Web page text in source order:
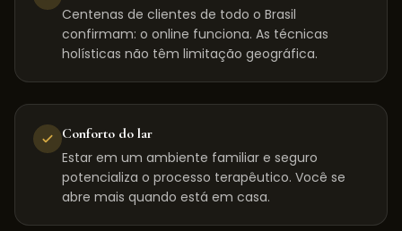
Centenas de clientes de todo o Brasil
confirmam: o online funciona. As técnicas
holísticas não têm limitação geográfica.
Conforto do lar
Estar em um ambiente familiar e seguro
potencializa o processo terapêutico. Você se
abre mais quando está em casa.